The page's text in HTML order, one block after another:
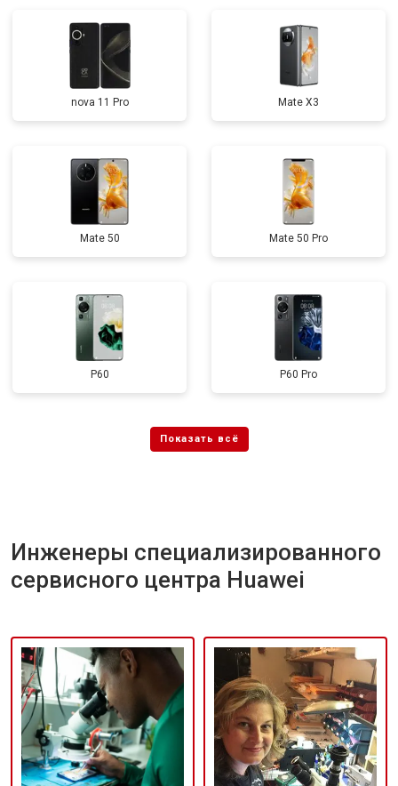
nova 11 Pro Mate X3
Mate 50 Mate 50 Pro
P60 P60 Pro
Инженеры специализированного
сервисного центра Huawei